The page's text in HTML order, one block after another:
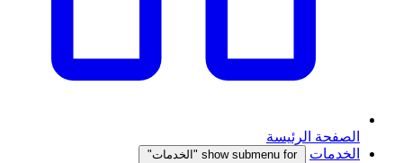
الصفحة الرئيسة
الخدمات
show submenu for "الخدمات"